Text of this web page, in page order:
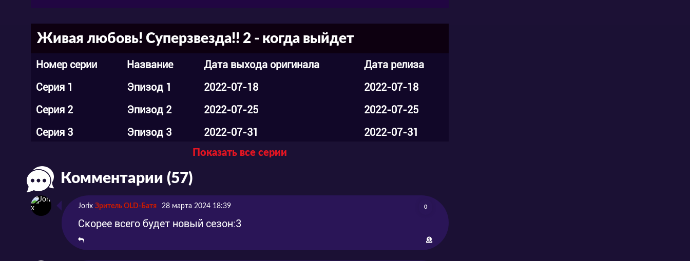
Живая любовь! Суперзвезда!! 2 - когда выйдет
Номер серии Название Дата выхода оригинала
Дата релиза
Серия 1
Эпизод 1 2022-07-18
2022-07-18
Серия 2
Эпизод 2 2022-07-25
2022-07-25
Серия 3
Эпизод 3 2022-07-31
2022-07-31
2022-08-07
Серия 5
Эпизод 5
Серия 6
Эпизод 6 2022-08-21
Серия 7
Эпизод 7 2022-08-28
Серия 8
Показать все серии
Комментарии (57)
Jorix Зритель OLD-Батя 28 марта 2024 18:39 0
Скорее всего будет новый сезон:3